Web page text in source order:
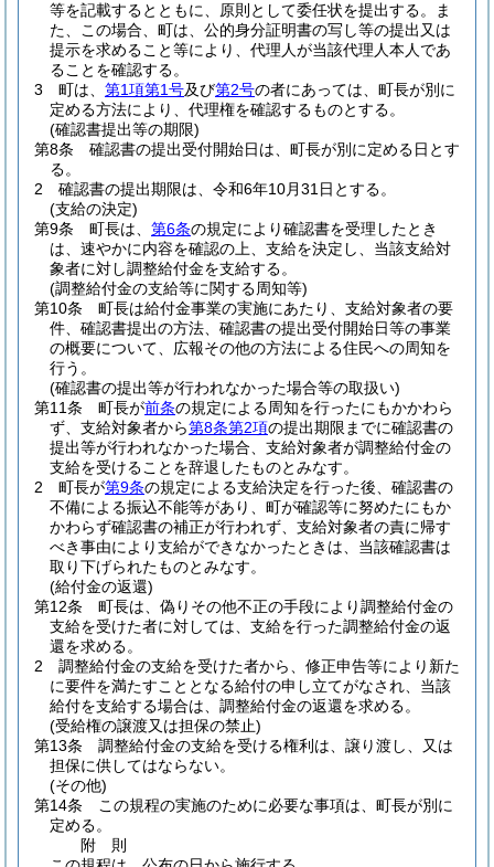
等を記載するとともに、原則として委任状を提出する。
ま
た、この場合、町は、公的身分証明書の写し等の提出又は
提示を求めること等により、代理人が当該代理人本人であ
ることを確認する。
3
町は、 第1項第1号及び第2号の者にあっては、町長が別に
定める方法により、代理権を確認するものとする。
(確認書提出等の期限)
第8条
確認書の提出受付開始日は、町長が別に定める日とす
る。
2
確認書の提出期限は、令和6年10月31日とする。
(支給の決定)
第9条
町長は、 第6条の規定により確認書を受理したとき
は、速やかに内容を確認の上、支給を決定し、当該支給対
象者に対し調整給付金を支給する。
(調整給付金の支給等に関する周知等)
第10条
町長は給付金事業の実施にあたり、支給対象者の要
件、確認書提出の方法、確認書の提出受付開始日等の事業
の概要について、広報その他の方法による住民への周知を
行う。
(確認書の提出等が行われなかった場合等の取扱い)
第11条
町長が前条の規定による周知を行ったにもかかわら
ず、支給対象者から第8条第2項の提出期限までに確認書の
提出等が行われなかった場合、支給対象者が調整給付金の
支給を受けることを辞退したものとみなす。
2
町長が第9条の規定による支給決定を行った後、確認書の
不備による振込不能等があり、町が確認等に努めたにもか
かわらず確認書の補正が行われず、支給対象者の責に帰す
べき事由により支給ができなかったときは、当該確認書は
取り下げられたものとみなす。
(給付金の返還)
第12条
町長は、偽りその他不正の手段により調整給付金の
支給を受けた者に対しては、支給を行った調整給付金の返
還を求める。
2
調整給付金の支給を受けた者から、修正申告等により新た
に要件を満たすこととなる給付の申し立てがなされ、当該
給付を支給する場合は、調整給付金の返還を求める。
(受給権の譲渡又は担保の禁止)
第13条
調整給付金の支給を受ける権利は、譲り渡し、又は
担保に供してはならない。
(その他)
第14条
この規程の実施のために必要な事項は、町長が別に
定める。
附 則